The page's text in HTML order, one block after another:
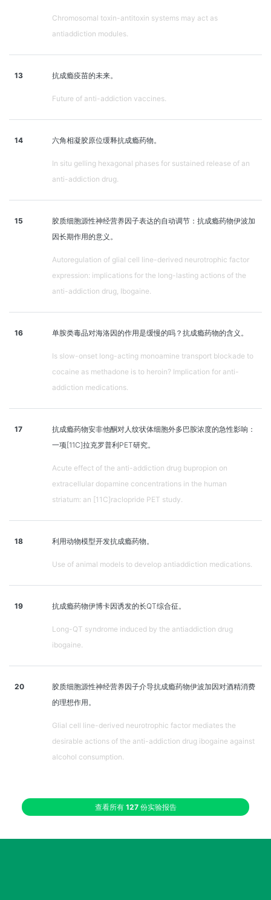
Chromosomal toxin-antitoxin systems may act as
antiaddiction modules.
13 抗成瘾疫苗的未来。
Future of anti-addiction vaccines.
14 六角相凝胶原位缓释抗成瘾药物。
In situ gelling hexagonal phases for sustained release of an
anti-addiction drug.
15
胶质细胞源性神经营养因子表达的自动调节：抗成瘾药物伊波加
因长期作用的意义。
Autoregulation of glial cell line-derived neurotrophic factor
expression: implications for the long-lasting actions of the
anti-addiction drug, Ibogaine.
16 单胺类毒品对海洛因的作用是缓慢的吗？抗成瘾药物的含义。
Is slow-onset long-acting monoamine transport blockade to
cocaine as methadone is to heroin? Implication for anti-
addiction medications.
17
抗成瘾药物安非他酮对人纹状体细胞外多巴胺浓度的急性影响：
一项[11C]拉克罗普利PET研究。
Acute effect of the anti-addiction drug bupropion on
extracellular dopamine concentrations in the human
striatum: an [11C]raclopride PET study.
18 利用动物模型开发抗成瘾药物。
Use of animal models to develop antiaddiction medications.
19 抗成瘾药物伊博卡因诱发的长QT综合征。
Long-QT syndrome induced by the antiaddiction drug
ibogaine.
20
胶质细胞源性神经营养因子介导抗成瘾药物伊波加因对酒精消费
的理想作用。
Glial cell line-derived neurotrophic factor mediates the
desirable actions of the anti-addiction drug ibogaine against
alcohol consumption.
查看所有 127份实验报告